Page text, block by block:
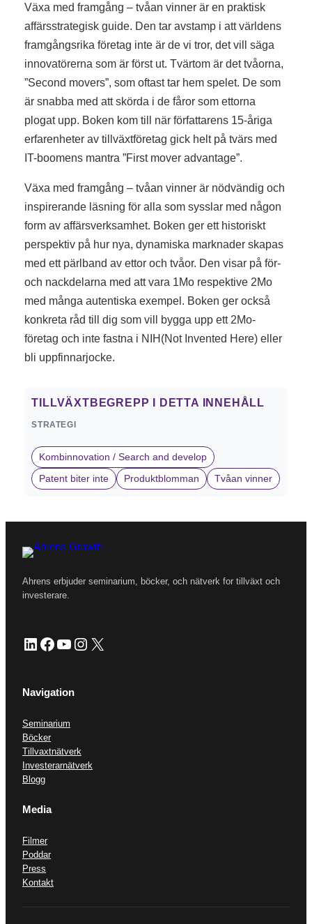
Växa med framgång – tvåan vinner är en praktisk
affärsstrategisk guide. Den tar avstamp i att världens
framgångsrika företag inte är de vi tror, det vill säga
innovatörerna som är först ut. Tvärtom är det tvåorna,
”Second movers”, som oftast tar hem spelet. De som
är snabba med att skörda i de fåror som ettorna
plogat upp. Boken kom till när författarens 15-åriga
erfarenheter av tillväxtföretag gick helt på tvärs med
IT-boomens mantra ”First mover advantage”.
Växa med framgång – tvåan vinner är nödvändig och
inspirerande läsning för alla som sysslar med någon
form av affärsverksamhet. Boken ger ett historiskt
perspektiv på hur nya, dynamiska marknader skapas
med ett pärlband av ettor och tvåor. Den visar på för-
och nackdelarna med att vara 1Mo respektive 2Mo
med många autentiska exempel. Boken ger också
konkreta råd till dig som vill bygga upp ett 2Mo-
företag och inte fastna i NIH(Not Invented Here) eller
bli uppfinnarjocke.
TILLVÄXTBEGREPP I DETTA INNEHÅLL
STRATEGI
Kombinnovation / Search and develop
Patent biter inte Produktblomman Tvåan vinner
Ahrens erbjuder seminarium, böcker, och nätverk for tillväxt och
investerare.
LinkedIn
Facebook
YouTube
Instagram
X
Navigation
Seminarium
Böcker
Tillvaxtnätverk
Investerarnätverk
Blogg
Media
Filmer
Poddar
Press
Kontakt